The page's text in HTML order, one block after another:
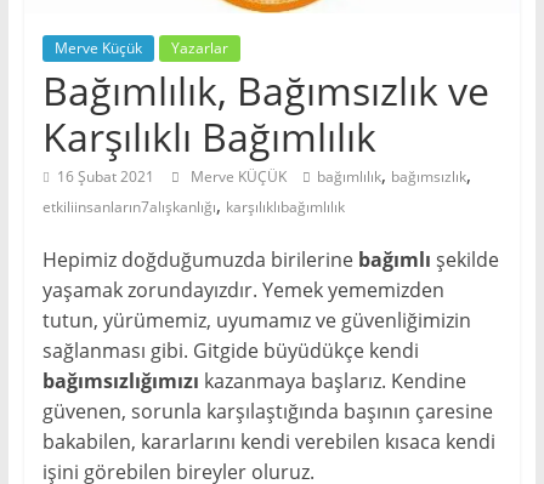
Merve Küçük Yazarlar
Bağımlılık, Bağımsızlık ve
Karşılıklı Bağımlılık
16 Şubat 2021 Merve KÜÇÜK bağımlılık, bağımsızlık,
etkiliinsanların7alışkanlığı, karşılıklıbağımlılık
Hepimiz doğduğumuzda birilerine bağımlı şekilde
yaşamak zorundayızdır. Yemek yememizden
tutun, yürümemiz, uyumamız ve güvenliğimizin
sağlanması gibi. Gitgide büyüdükçe kendi
bağımsızlığımızı kazanmaya başlarız. Kendine
güvenen, sorunla karşılaştığında başının çaresine
bakabilen, kararlarını kendi verebilen kısaca kendi
işini görebilen bireyler oluruz.